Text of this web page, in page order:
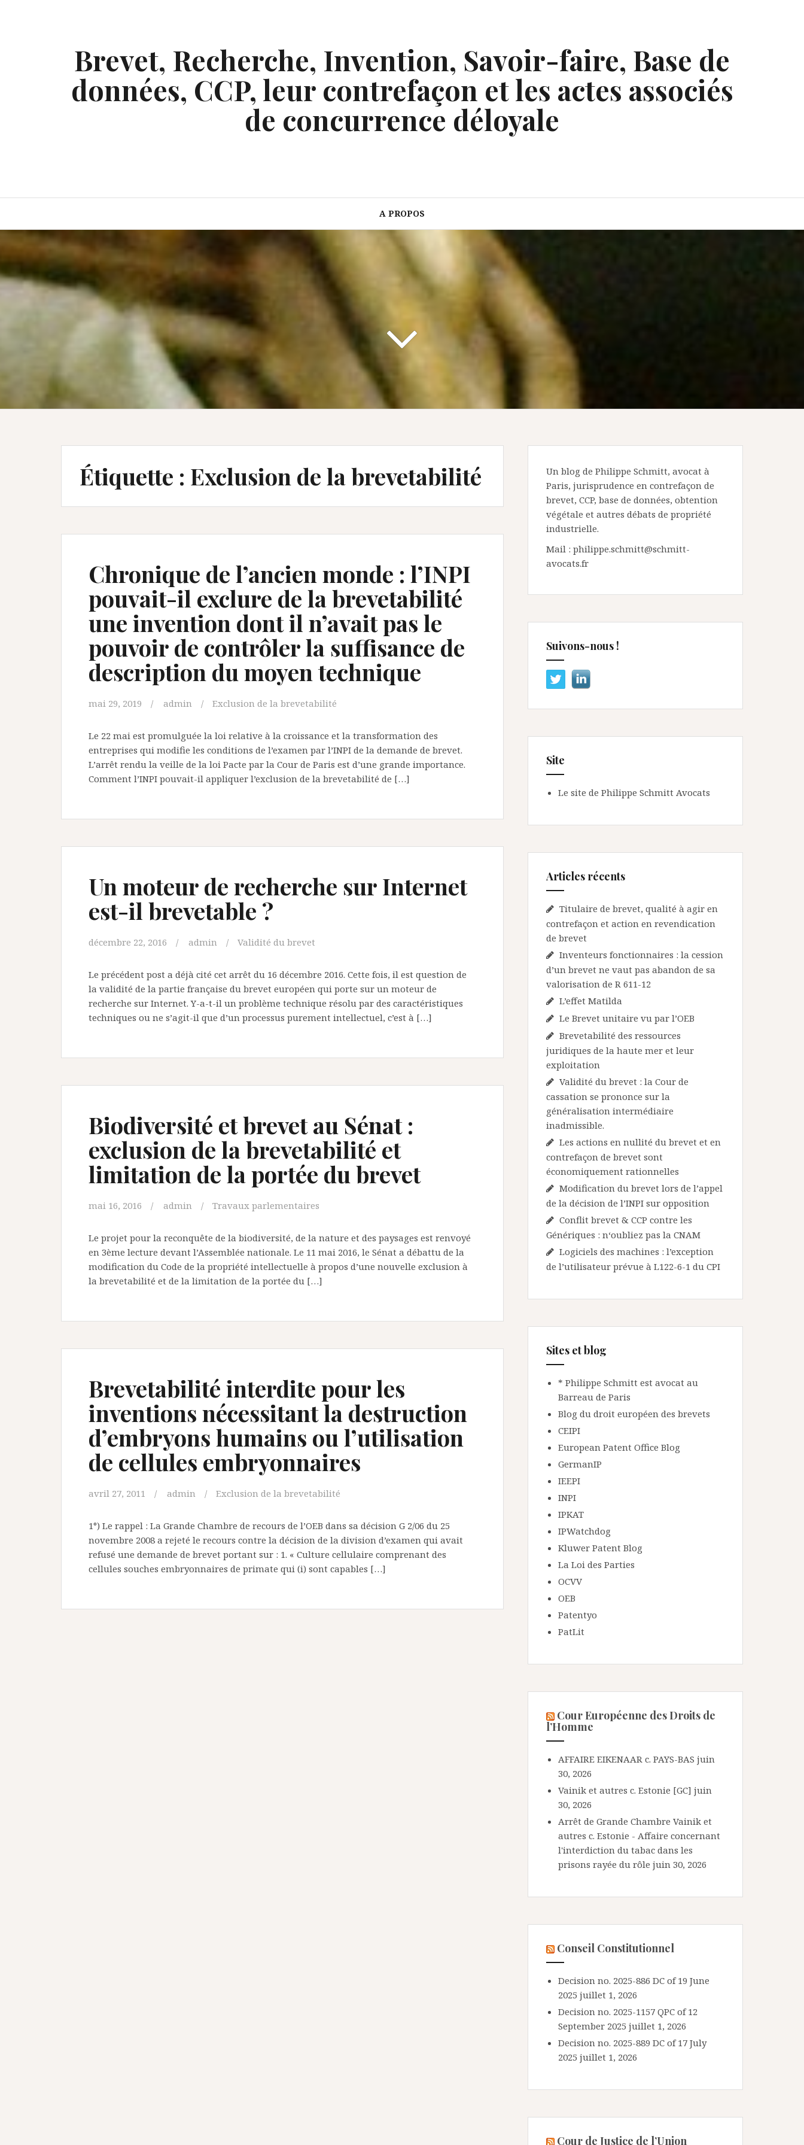
Brevet, Recherche, Invention, Savoir-faire, Base de
données, CCP, leur contrefaçon et les actes associés
de concurrence déloyale
A PROPOS
Étiquette : Exclusion de la brevetabilité
Chronique de l’ancien monde : l’INPI
pouvait-il exclure de la brevetabilité
une invention dont il n’avait pas le
pouvoir de contrôler la suffisance de
description du moyen technique
mai 29, 2019 admin Exclusion de la brevetabilité
Le 22 mai est promulguée la loi relative à la croissance et la transformation des
entreprises qui modifie les conditions de l’examen par l’INPI de la demande de brevet.
L’arrêt rendu la veille de la loi Pacte par la Cour de Paris est d’une grande importance.
Comment l’INPI pouvait-il appliquer l’exclusion de la brevetabilité de […]
Un moteur de recherche sur Internet
est-il brevetable ?
décembre 22, 2016 admin Validité du brevet
Le précédent post a déjà cité cet arrêt du 16 décembre 2016. Cette fois, il est question de
la validité de la partie française du brevet européen qui porte sur un moteur de
recherche sur Internet. Y-a-t-il un problème technique résolu par des caractéristiques
techniques ou ne s’agit-il que d’un processus purement intellectuel, c’est à […]
Biodiversité et brevet au Sénat :
exclusion de la brevetabilité et
limitation de la portée du brevet
mai 16, 2016 admin Travaux parlementaires
Le projet pour la reconquête de la biodiversité, de la nature et des paysages est renvoyé
en 3ème lecture devant l’Assemblée nationale. Le 11 mai 2016, le Sénat a débattu de la
modification du Code de la propriété intellectuelle à propos d’une nouvelle exclusion à
la brevetabilité et de la limitation de la portée du […]
Brevetabilité interdite pour les
inventions nécessitant la destruction
d’embryons humains ou l’utilisation
de cellules embryonnaires
avril 27, 2011 admin Exclusion de la brevetabilité
1°) Le rappel : La Grande Chambre de recours de l’OEB dans sa décision G 2/06 du 25
novembre 2008 a rejeté le recours contre la décision de la division d’examen qui avait
refusé une demande de brevet portant sur : 1. « Culture cellulaire comprenant des
cellules souches embryonnaires de primate qui (i) sont capables […]
Un blog de Philippe Schmitt, avocat à
Paris, jurisprudence en contrefaçon de
brevet, CCP, base de données, obtention
végétale et autres débats de propriété
industrielle.
Mail : philippe.schmitt@schmitt-
avocats.fr
Suivons-nous !
Site
Le site de Philippe Schmitt Avocats
Articles récents
Titulaire de brevet, qualité à agir en
contrefaçon et action en revendication
de brevet
Inventeurs fonctionnaires : la cession
d’un brevet ne vaut pas abandon de sa
valorisation de R 611-12
L’effet Matilda
Le Brevet unitaire vu par l’OEB
Brevetabilité des ressources
juridiques de la haute mer et leur
exploitation
Validité du brevet : la Cour de
cassation se prononce sur la
généralisation intermédiaire
inadmissible.
Les actions en nullité du brevet et en
contrefaçon de brevet sont
économiquement rationnelles
Modification du brevet lors de l’appel
de la décision de l’INPI sur opposition
Conflit brevet & CCP contre les
Génériques : n‘oubliez pas la CNAM
Logiciels des machines : l’exception
de l’utilisateur prévue à L122-6-1 du CPI
Sites et blog
* Philippe Schmitt est avocat au
Barreau de Paris
Blog du droit européen des brevets
CEIPI
European Patent Office Blog
GermanIP
IEEPI
INPI
IPKAT
IPWatchdog
Kluwer Patent Blog
La Loi des Parties
OCVV
OEB
Patentyo
PatLit
Cour Européenne des Droits de
l’Homme
AFFAIRE EIKENAAR c. PAYS-BAS juin
30, 2026
Vainik et autres c. Estonie [GC] juin
30, 2026
Arrêt de Grande Chambre Vainik et
autres c. Estonie - Affaire concernant
l'interdiction du tabac dans les
prisons rayée du rôle juin 30, 2026
Conseil Constitutionnel
Decision no. 2025-886 DC of 19 June
2025 juillet 1, 2026
Decision no. 2025-1157 QPC of 12
September 2025 juillet 1, 2026
Decision no. 2025-889 DC of 17 July
2025 juillet 1, 2026
Cour de Justice de l’Union